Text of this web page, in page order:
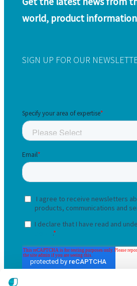
world, product
SIGN UP FOR OUR